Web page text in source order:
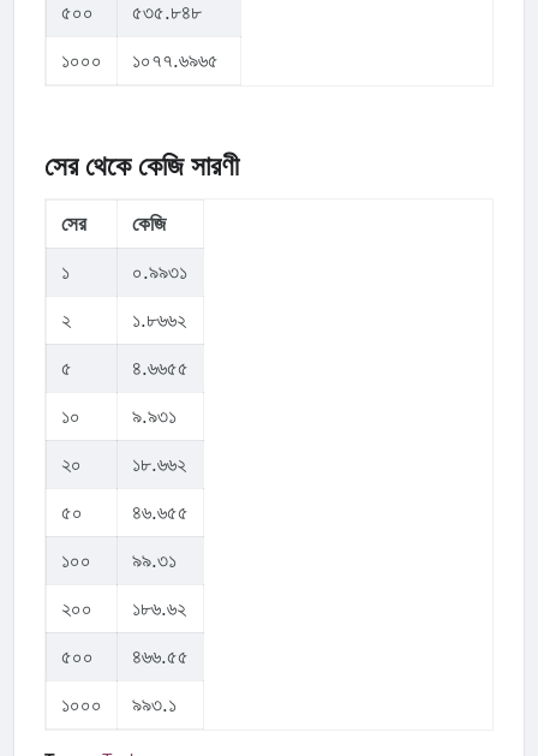
৫০০ ৫৩৫.৮৪৮
১০০০ ১০৭৭.৬৯৬৫
সের থেকে কেজি সারণী
সের কেজি
১ ০.৯৯৩১
২ ১.৮৬৬২
৫ ৪.৬৬৫৫
১০ ৯.৯৩১
২০ ১৮.৬৬২
৫০ ৪৬.৬৫৫
১০০ ৯৯.৩১
২০০ ১৮৬.৬২
৫০০ ৪৬৬.৫৫
১০০০ ৯৯৩.১